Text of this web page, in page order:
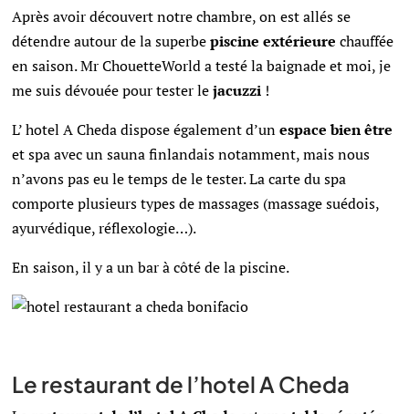
Après avoir découvert notre chambre, on est allés se
détendre autour de la superbepiscine extérieurechauffée
en saison. Mr ChouetteWorld a testé la baignade et moi, je
me suis dévouée pour tester lejacuzzi !
L’ hotel A Cheda dispose également d’unespace bien être
et spa avec un sauna finlandais notamment, mais nous
n’avons pas eu le temps de le tester. La carte du spa
comporte plusieurs types de massages (massage suédois,
ayurvédique, réflexologie…).
En saison, il y a un bar à côté de la piscine.
Le restaurant de l’hotel A Cheda